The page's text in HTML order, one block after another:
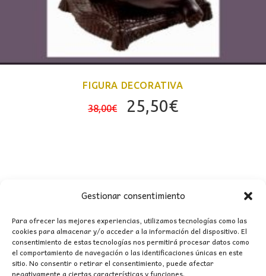
Gestionar consentimiento
Para ofrecer las mejores experiencias, utilizamos tecnologías como las
cookies para almacenar y/o acceder a la información del dispositivo. El
consentimiento de estas tecnologías nos permitirá procesar datos como
el comportamiento de navegación o las identificaciones únicas en este
sitio. No consentir o retirar el consentimiento, puede afectar
negativamente a ciertas características y funciones.
FIGURA DECORATIVA
38,00€
El
25,50€El
CONTACTO